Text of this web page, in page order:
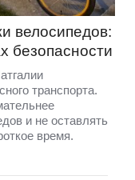
велосипедов:
безопасности
транспорта.
и не оставлять
время.